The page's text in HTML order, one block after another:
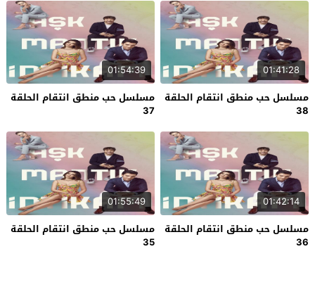
01:41:28
مسلسل حب منطق انتقام الحلقة
38
01:54:39
مسلسل حب منطق انتقام الحلقة
37
01:42:14
مسلسل حب منطق انتقام الحلقة
36
01:55:49
مسلسل حب منطق انتقام الحلقة
35